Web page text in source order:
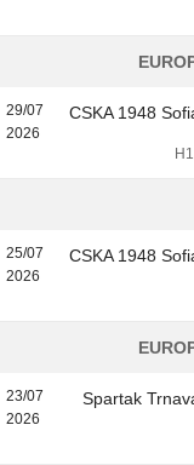
29/07
2026
CSKA 1948
25/07
2026
CSKA 1948
23/07
2026
Spartak